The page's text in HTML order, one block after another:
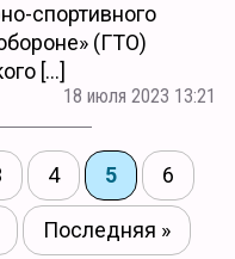
спортивного
(ГТО)
[…]
18 июля 2023 13:21
4 5 6
Последняя »